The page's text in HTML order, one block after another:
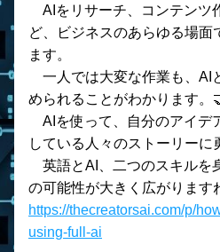
ど、ビジネスのあらゆる場面
ます。
められることがわかります。
している人々のストーリーに
の可能性が大きく広がります
https://thecreatorsai.com/p/
using-full-ai